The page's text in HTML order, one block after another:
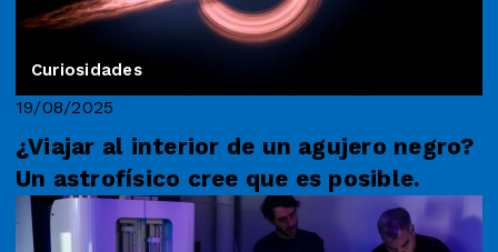
Curiosidades
19/08/2025
¿Viajar al interior de un agujero negro?
Un astrofísico cree que es posible.